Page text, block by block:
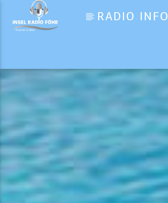
RADIO INFO
Aktueller Titel
C’est La Vie